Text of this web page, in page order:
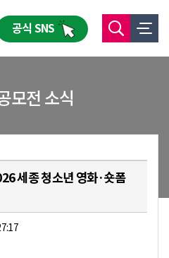
공식 SNS
모전 소식
세종 청소년 영화·숏폼